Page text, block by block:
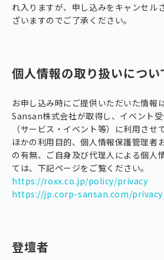
れ入りますが、申し込みをキャンセル
ざいますのでご了承ください。
個人情報の取り扱いについ
お申し込み時にご提供いただいた情報
Sansan株式会社が取得し、イベント
（サービス・イベント等）に利用させ
ほかの利用目的、個人情報保護管理者
の有無、ご自身及び代理人による個人
ては、下記ページをご覧ください。
https://roxx.co.jp/policy/privacy
https://jp.corp-sansan.com/privacy
登壇者